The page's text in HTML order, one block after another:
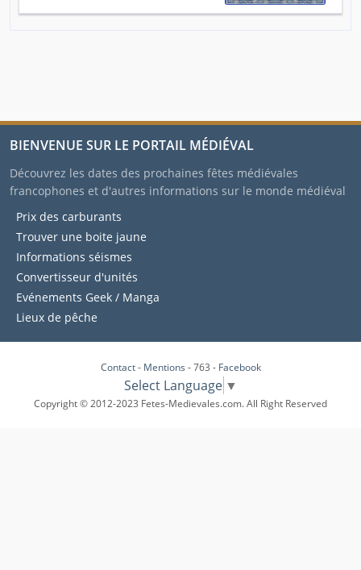
BIENVENUE SUR LE PORTAIL MÉDIÉVAL
Découvrez les dates des prochaines fêtes médiévales
francophones et d'autres informations sur le monde médiéval
Prix des carburants
Trouver une boite jaune
Informations séismes
Convertisseur d'unités
Evénements Geek / Manga
Lieux de pêche
Contact- Mentions - 763 - Facebook
Select Language ▼
Copyright © 2012-2023 Fetes-Medievales.com. All Right Reserved